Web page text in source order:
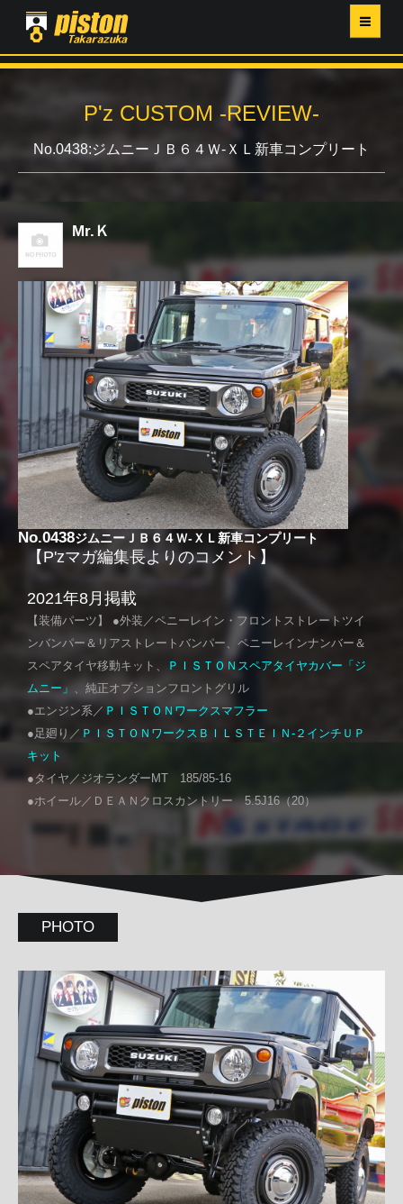
P'Z MAGAZINE
PISTON YAHOO店
店舗ご案内
P'z CUSTOM -REVIEW-
No.0438:ジムニーＪＢ６４Ｗ-ＸＬ新車コンプリート
Mr.Ｋ
No.0438ジムニーＪＢ６４Ｗ-ＸＬ新車コンプリート
【P'zマガ編集長よりのコメント】
2021年8月掲載
【装備パーツ】 ●外装／ペニーレイン・フロントストレートツイ
ンバンパー＆リアストレートバンパー、ペニーレインナンバー＆
スペアタイヤ移動キット、
ＰＩＳＴＯＮスペアタイヤカバー「ジ
ムニー」 、純正オプションフロントグリル
●エンジン系／ ＰＩＳＴＯＮワークスマフラー
●足廻り／ ＰＩＳＴＯＮワークスＢＩＬＳＴＥＩＮ-２インチＵＰ
キット
●タイヤ／ジオランダーMT 185/85-16
●ホイール／ＤＥＡＮクロスカントリー 5.5J16（20）
PHOTO